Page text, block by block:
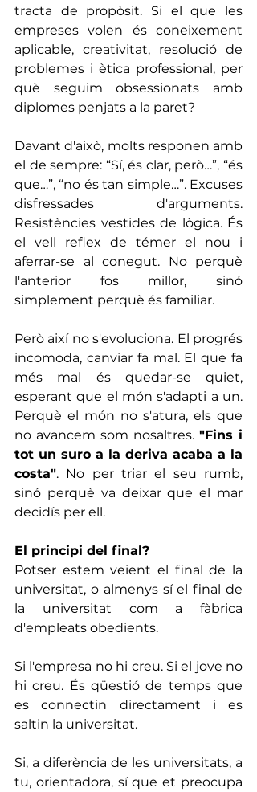
tracta de propòsit. Si el que les
empreses volen és coneixement
aplicable, creativitat, resolució de
problemes i ètica professional, per
què seguim obsessionats amb
diplomes penjats a la paret?
Davant d'això, molts responen amb
el de sempre: “Sí, és clar, però…”, “és
que…”, “no és tan simple…”. Excuses
disfressades d'arguments.
Resistències vestides de lògica. És
el vell reflex de témer el nou i
aferrar-se al conegut. No perquè
l'anterior fos millor, sinó
simplement perquè és familiar.
Però així no s'evoluciona. El progrés
incomoda, canviar fa mal. El que fa
més mal és quedar-se quiet,
esperant que el món s'adapti a un.
Perquè el món no s'atura, els que
no avancem som nosaltres. "Fins i
tot un suro a la deriva acaba a la
costa". No per triar el seu rumb,
sinó perquè va deixar que el mar
decidís per ell.
El principi del final?
Potser estem veient el final de la
universitat, o almenys sí el final de
la universitat com a fàbrica
d'empleats obedients.
Si l'empresa no hi creu. Si el jove no
hi creu. És qüestió de temps que
es connectin directament i es
saltin la universitat.
Si, a diferència de les universitats, a
tu, orientadora, sí que et preocupa